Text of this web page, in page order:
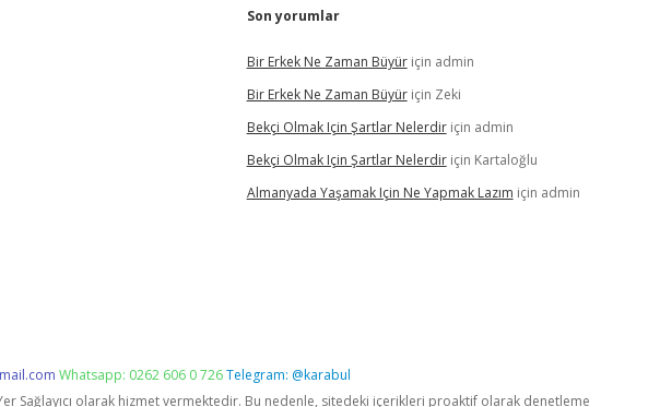
Son yorumlar
Bir Erkek Ne Zaman Büyüriçin admin
Bir Erkek Ne Zaman Büyüriçin Zeki
Bekçi Olmak Için Şartlar Nelerdiriçin admin
Bekçi Olmak Için Şartlar Nelerdiriçin Kartaloğlu
Almanyada Yaşamak Için Ne Yapmak Lazım için admin
Whatsapp: 0262 606 0 726Telegram: @karabul
Sağlayıcı olarak hizmet vermektedir. Bu nedenle, sitedeki içerikleri proaktif olarak denetleme